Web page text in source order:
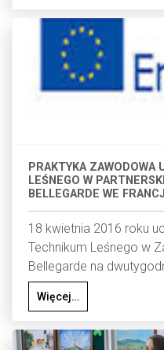
PRAKTYKA ZAWODOWA
LEŚNEGO W
BELLEGARDE WE FRANCJI
18 kwietnia 2016 roku
Technikum Leśnego w
Bellegarde na
Więcej…